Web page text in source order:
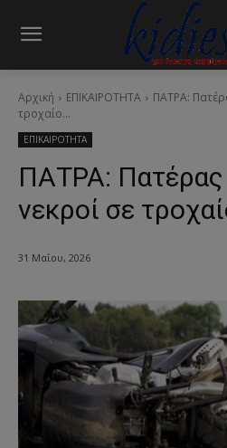
Αρχική ΕΠΙΚΑΙΡΟΤΗΤΑ
ΠΑΤΡΑ:
τροχαίο...
ΕΠΙΚΑΙΡΟΤΗΤΑ
ΠΑΤΡΑ: Πατέρας
νεκροί σε
31 Μαΐου, 2026